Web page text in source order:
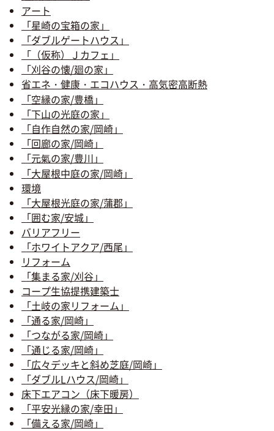
アート
「星崎の宝箱の家」
「ダブルゲートハウス」
「（仮称）Ｊカフェ」
「刈谷の懐/廻の家」
省エネ・健康・エコハウス・高気密高断熱
「空縁の家/豊橋」
「下山の光庭の家」
「自作自然の家/岡崎」
「回廊の家/岡崎」
「元氣の家/豊川」
「大屋根中庭の家/岡崎」
環境
「大屋根光庭の家/蒲郡」
「囲む家/安城」
バリアフリー
「ホワイトアクア/西尾」
リフォーム
「集まる家/刈谷」
コープ生協提携建築士
「土岐の家リフォーム」
「通る家/岡崎」
「つながる家/岡崎」
「通じる家/岡崎」
「広々デッキと斜め芝庭/岡崎」
「ダブルLハウス/岡崎」
床下エアコン（床下暖房）
「平安光縁の家/幸田」
「備える家/岡崎」